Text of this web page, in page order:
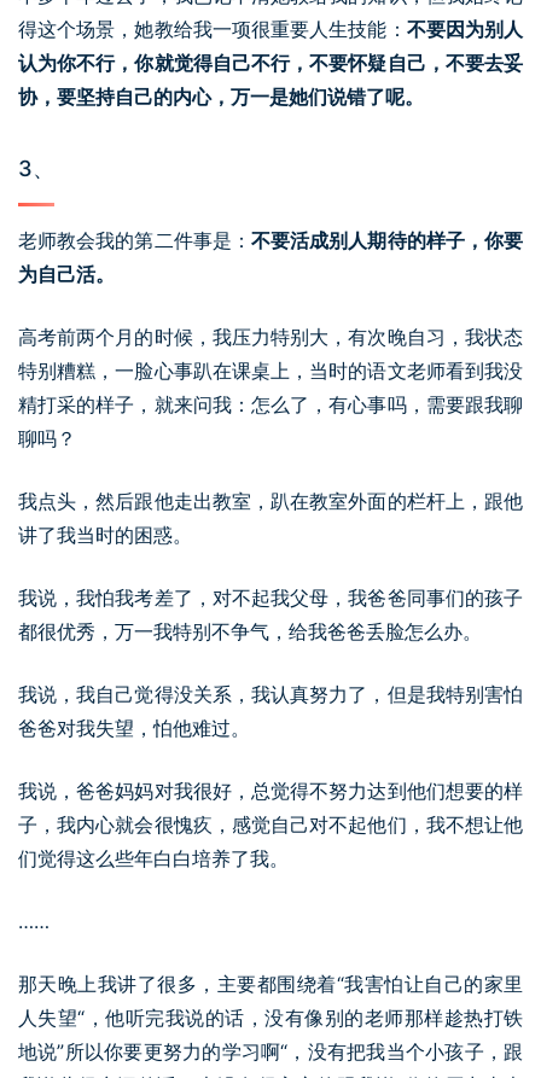
得这个场景，她教给我一项很重要人生技能： 不要因为别人
认为你不行，你就觉得自己不行，不要怀疑自己，不要去妥
协，要坚持自己的内心，万一是她们说错了呢。
3、
老师教会我的第二件事是： 不要活成别人期待的样子，你要
为自己活。
高考前两个月的时候，我压力特别大，有次晚自习，我状态
特别糟糕，一脸心事趴在课桌上，当时的语文老师看到我没
精打采的样子，就来问我：怎么了，有心事吗，需要跟我聊
聊吗？
我点头，然后跟他走出教室，趴在教室外面的栏杆上，跟他
讲了我当时的困惑。
我说，我怕我考差了，对不起我父母，我爸爸同事们的孩子
都很优秀，万一我特别不争气，给我爸爸丢脸怎么办。
我说，我自己觉得没关系，我认真努力了，但是我特别害怕
爸爸对我失望，怕他难过。
我说，爸爸妈妈对我很好，总觉得不努力达到他们想要的样
子，我内心就会很愧疚，感觉自己对不起他们，我不想让他
们觉得这么些年白白培养了我。
……
那天晚上我讲了很多，主要都围绕着“我害怕让自己的家里
人失望“，他听完我说的话，没有像别的老师那样趁热打铁
地说”所以你要更努力的学习啊“，没有把我当个小孩子，跟